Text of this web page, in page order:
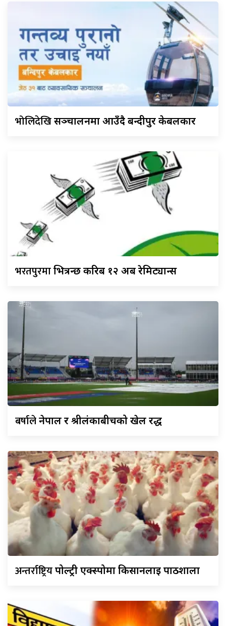
भोलिदेखिसञ्चालनमा आउँदै बन्दीपुर केबलकार
भरतपुरमाभित्रन्छ करिब १२ अर्ब रेमिट्यान्स
बर्षालेनेपाल र श्रीलंकाबीचको खेल रद्ध
अन्तर्राष्ट्रियपोल्ट्री एक्स्पोमा किसानलाई पाठशाला